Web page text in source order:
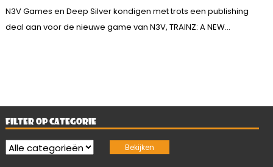
N3V Games en Deep Silver kondigen met trots een publishing
deal aan voor de nieuwe game van N3V, TRAINZ: A NEW...
FILTER OP CATEGORIE